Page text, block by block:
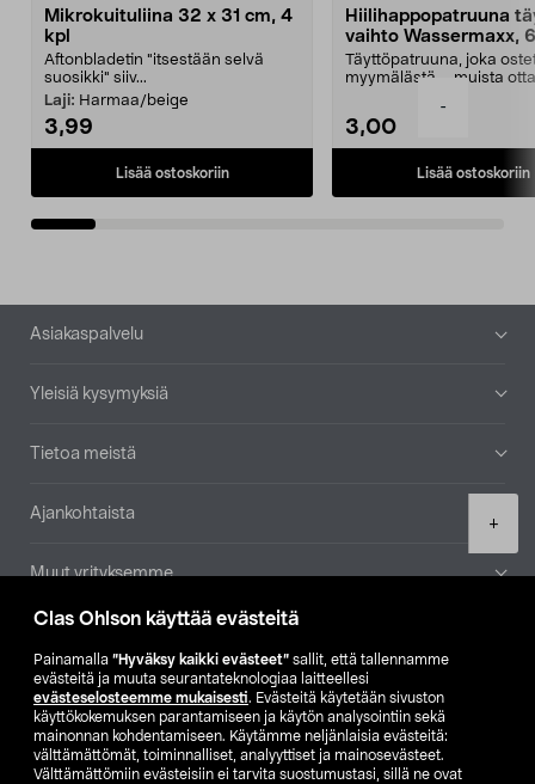
Clas Ohlson käyttää evästeitä
Painamalla ”Hyväksy kaikki evästeet” sallit, että tallennamme
evästeitä ja muuta seurantateknologiaa laitteellesi
evästeselosteemme mukaisesti. Evästeitä käytetään sivuston
käyttökokemuksen parantamiseen ja käytön analysointiin sekä
mainonnan kohdentamiseen. Käytämme neljänlaisia evästeitä:
välttämättömät, toiminnalliset, analyyttiset ja mainosevästeet.
Välttämättömiin evästeisiin ei tarvita suostumustasi, sillä ne ovat
-
+
Mikrokuituliina 32 x 31 cm, 4
kpl
Aftonbladetin "itsestään selvä
suosikki" siiv...
Laji: Harmaa/beige
3,99
Lisää ostoskoriin
Hiilihappopatruuna
vaihto Wassermaxx,
Täyttöpatruuna, joka
myymälästä – muista
3,00
Lisää ostoskoriin
Alatunniste
Asiakaspalvelu
Yleisiä kysymyksiä
Tietoa meistä
Ajankohtaista
Muut yrityksemme
Etsi myymälä
SE NO FI
FI SV